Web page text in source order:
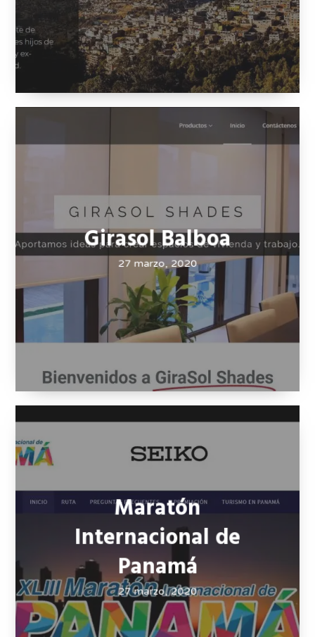
Girasol Balboa
27 marzo, 2020
Maratón
Internacional de
Panamá
27 marzo, 2020